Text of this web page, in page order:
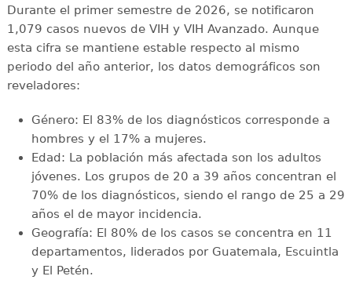
Durante el primer semestre de 2026, se notificaron
1,079 casos nuevos de VIH y VIH Avanzado. Aunque
esta cifra se mantiene estable respecto al mismo
periodo del año anterior, los datos demográficos son
reveladores:
Género: El 83% de los diagnósticos corresponde a
hombres y el 17% a mujeres.
Edad: La población más afectada son los adultos
jóvenes. Los grupos de 20 a 39 años concentran el
70% de los diagnósticos, siendo el rango de 25 a 29
años el de mayor incidencia.
Geografía: El 80% de los casos se concentra en 11
departamentos, liderados por Guatemala, Escuintla
y El Petén.